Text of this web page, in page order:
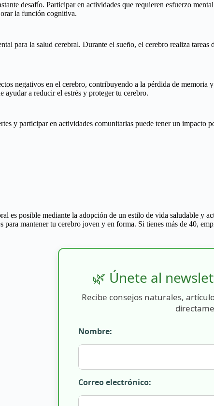
desafío. Participar en actividades que requieren esfuerzo
la función cognitiva.
para la salud cerebral. Durante el sueño, el cerebro realiza
negativos en el cerebro, contribuyendo a la pérdida de
ayudar a reducir el estrés y proteger tu cerebro.
y participar en actividades comunitarias puede tener un
es posible mediante la adopción de un estilo de vida saludable y
para mantener tu cerebro joven y en forma. Si tienes más de 40,
🌿 Únete al
Recibe consejos naturales,
Nombre:
Correo electrónico: